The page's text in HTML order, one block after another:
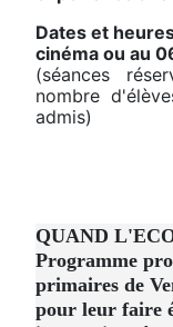
Dates et
cinéma ou au
(séances
nombre
admis)
QUAND
Programme
primaires de
pour leur faire